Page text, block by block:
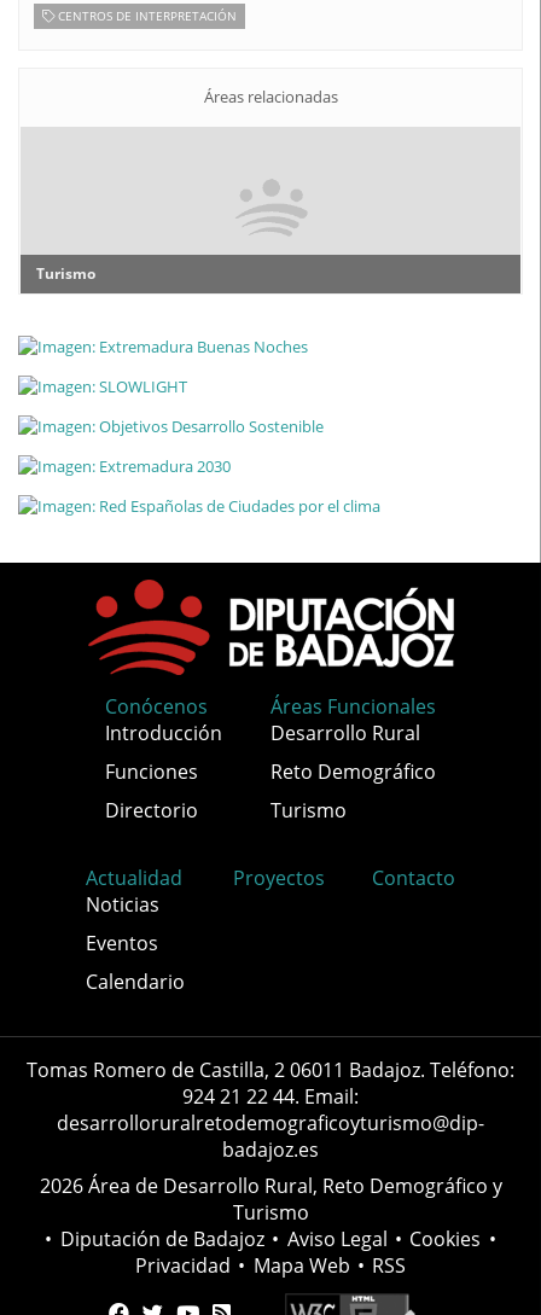
CENTROS DE INTERPRETACIÓN
Áreas relacionadas
Turismo
Conócenos
Introducción
Funciones
Directorio
Áreas Funcionales
Desarrollo Rural
Reto Demográfico
Turismo
Actualidad
Noticias
Eventos
Calendario
Proyectos Contacto
Tomas Romero de Castilla, 2 06011 Badajoz. Teléfono:
924 21 22 44. Email:
desarrolloruralretodemograficoyturismo@dip-
badajoz.es
2026 Área de Desarrollo Rural, Reto Demográfico y
Turismo
• Diputación de Badajoz • Aviso Legal • Cookies •
Privacidad • Mapa Web • RSS